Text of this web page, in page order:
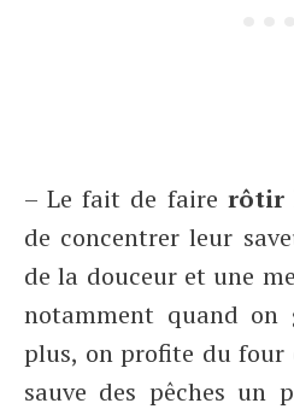
– Le fait de faire rôtir
de concentrer leur
de la douceur et une
notamment quand on
plus, on profite du four
sauve des pêches un